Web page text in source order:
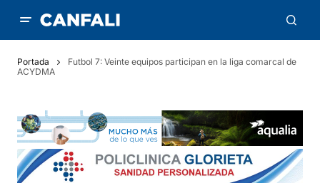
Portada
Futbol 7: Veinte equipos participan en la liga comarcal de
ACYDMA